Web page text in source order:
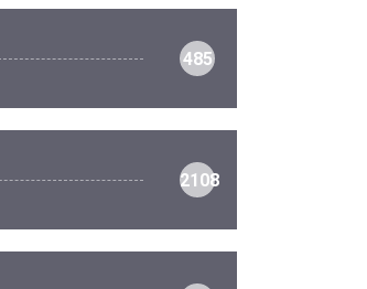
485
2108